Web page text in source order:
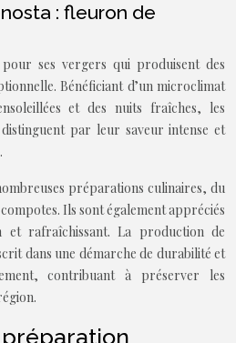
: fleuron de
ses vergers qui produisent des
Bénéficiant d’un microclimat
et des nuits fraîches, les
par leur saveur intense et
préparations culinaires, du
Ils sont également appréciés
et rafraîchissant. La production de
dans une démarche de durabilité et
contribuant à préserver les